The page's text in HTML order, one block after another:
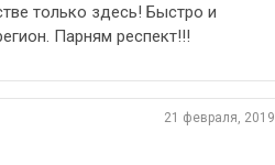
только здесь! Быстро и
Парням респект!!!
21 февраля, 2019